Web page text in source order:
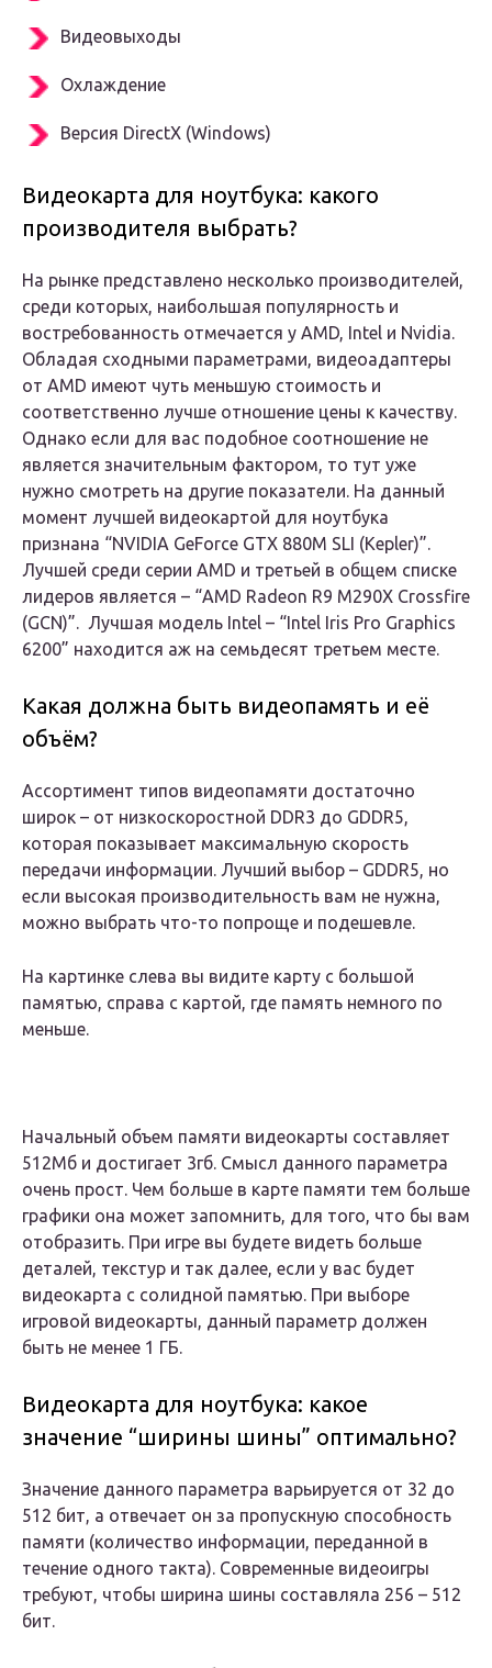
Видеовыходы
Охлаждение
Версия DirectX (Windows)
Видеокарта для ноутбука: какого
производителя выбрать?
На рынке представлено несколько производителей,
среди которых, наибольшая популярность и
востребованность отмечается у AMD, Intel и Nvidia.
Обладая сходными параметрами, видеоадаптеры
от AMD имеют чуть меньшую стоимость и
соответственно лучше отношение цены к качеству.
Однако если для вас подобное соотношение не
является значительным фактором, то тут уже
нужно смотреть на другие показатели. На данный
момент лучшей видеокартой для ноутбука
признана “NVIDIA GeForce GTX 880M SLI (Kepler)”.
Лучшей среди серии AMD и третьей в общем списке
лидеров является – “AMD Radeon R9 M290X Crossfire
(GCN)”. Лучшая модель Intel – “Intel Iris Pro Graphics
6200” находится аж на семьдесят третьем месте.
Какая должна быть видеопамять и её
объём?
Ассортимент типов видеопамяти достаточно
широк – от низкоскоростной DDR3 до GDDR5,
которая показывает максимальную скорость
передачи информации. Лучший выбор – GDDR5, но
если высокая производительность вам не нужна,
можно выбрать что-то попроще и подешевле.
На картинке слева вы видите карту с большой
памятью, справа с картой, где память немного по
меньше.
Начальный объем памяти видеокарты составляет
512Мб и достигает 3гб. Смысл данного параметра
очень прост. Чем больше в карте памяти тем больше
графики она может запомнить, для того, что бы вам
отобразить. При игре вы будете видеть больше
деталей, текстур и так далее, если у вас будет
видеокарта с солидной памятью. При выборе
игровой видеокарты, данный параметр должен
быть не менее 1 ГБ.
Видеокарта для ноутбука: какое
значение “ширины шины” оптимально?
Значение данного параметра варьируется от 32 до
512 бит, а отвечает он за пропускную способность
памяти (количество информации, переданной в
течение одного такта). Современные видеоигры
требуют, чтобы ширина шины составляла 256 – 512
бит.